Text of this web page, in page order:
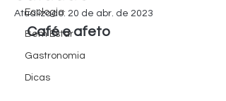
Ecologia
Bem Estar
Gastronomia
Dicas
Atualizado: 20 de abr. de 2023
Café e afeto